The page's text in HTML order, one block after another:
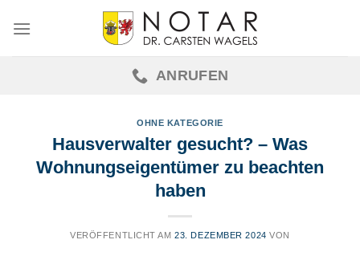
ANRUFEN
OHNE KATEGORIE
Hausverwalter gesucht? – Was
Wohnungseigentümer zu beachten
haben
VERÖFFENTLICHT AM23. DEZEMBER 2024 VON